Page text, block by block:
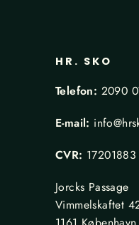
HR. SKO
Telefon: 2090
E-mail:
CVR: 17201883
Jorcks Passage
Vimmelskaftet